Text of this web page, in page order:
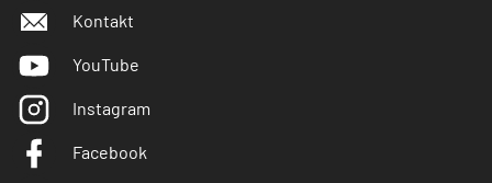
Kontakt
YouTube
Instagram
Facebook